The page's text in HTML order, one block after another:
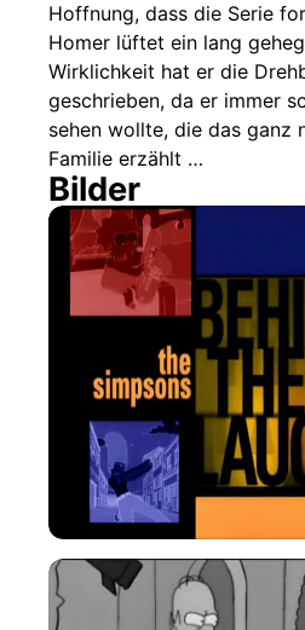
Hoffnung, dass die Serie
Homer lüftet ein lang
Wirklichkeit hat er die
geschrieben, da er immer
sehen wollte, die das ganz
Familie erzählt …
Bilder